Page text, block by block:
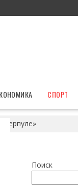
СПОРТ
Поиск